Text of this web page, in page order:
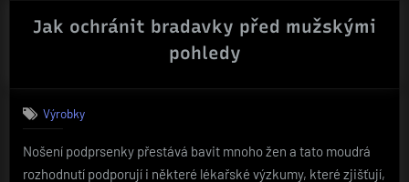
Jak ochránit bradavky před mužskými
pohledy
Výrobky
Nošení podprsenky přestává bavit mnoho žen a tato moudrá
rozhodnutí podporují i některé lékařské výzkumy, které zjišťují,